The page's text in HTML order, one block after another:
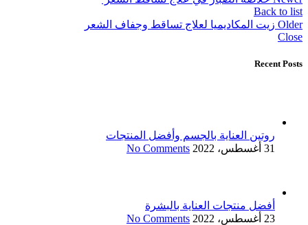
Back to list
Older زيت المكاديميا لعلاج تساقط وجفاف الشعر
Close
Recent Posts
روتين العناية بالجسم وأفضل المنتجات
31 أغسطس، 2022
No Comments
أفضل منتجات العناية بالبشرة
23 أغسطس، 2022
No Comments